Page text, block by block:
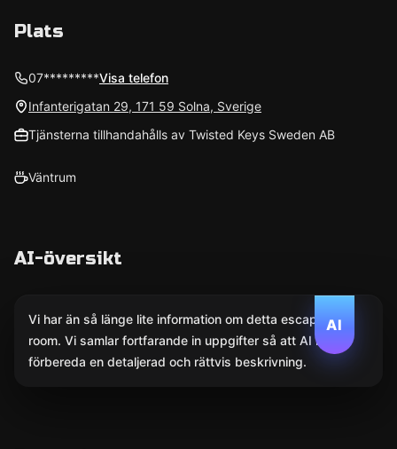
Plats
07*********Visa telefon
Infanterigatan 29, 171 59 Solna, Sverige
Tjänsterna tillhandahålls av Twisted Keys Sweden AB
Väntrum
AI-översikt
AI
Vi har än så länge lite information om detta escape
room. Vi samlar fortfarande in uppgifter så att AI kan
förbereda en detaljerad och rättvis beskrivning.